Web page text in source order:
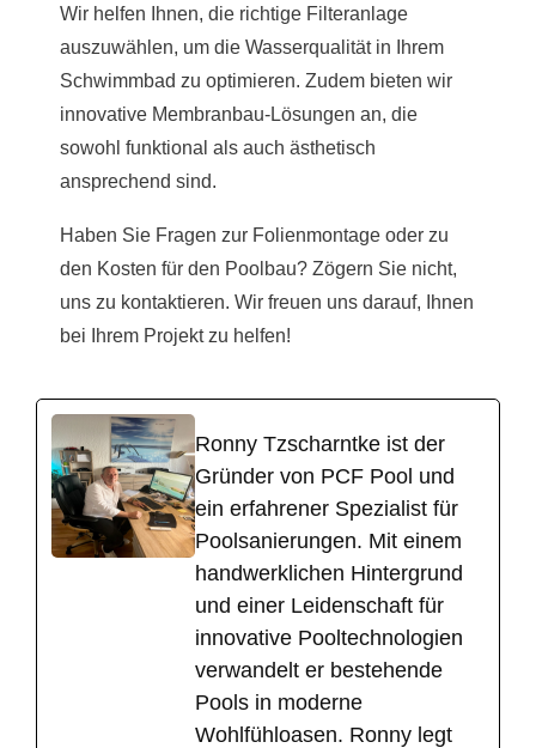
Wir helfen Ihnen, die richtige Filteranlage
auszuwählen, um die Wasserqualität in Ihrem
Schwimmbad zu optimieren. Zudem bieten wir
innovative Membranbau-Lösungen an, die
sowohl funktional als auch ästhetisch
ansprechend sind.
Haben Sie Fragen zur Folienmontage oder zu
den Kosten für den Poolbau? Zögern Sie nicht,
uns zu kontaktieren. Wir freuen uns darauf, Ihnen
bei Ihrem Projekt zu helfen!
Ronny Tzscharntke ist der
Gründer von PCF Pool und
ein erfahrener Spezialist für
Poolsanierungen. Mit einem
handwerklichen Hintergrund
und einer Leidenschaft für
innovative Pooltechnologien
verwandelt er bestehende
Pools in moderne
Wohlfühloasen. Ronny legt